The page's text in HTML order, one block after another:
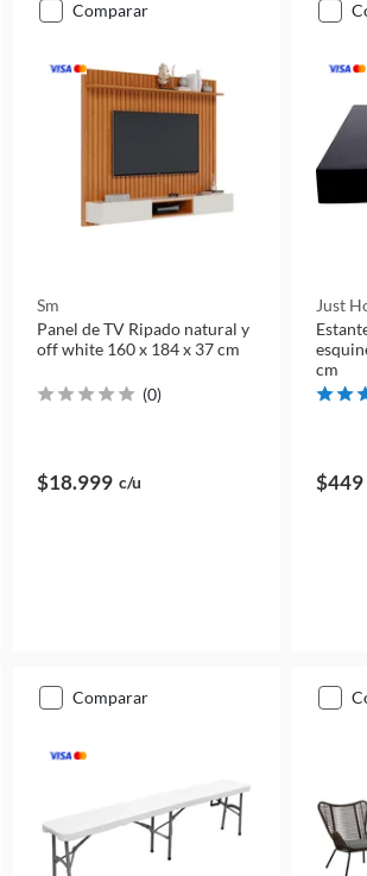
comparar
Sm
Panel de TV Ripado natural y
off white 160 x 184 x 37 cm
(0)
$18.999 c/u
Just
cm
$449
comparar